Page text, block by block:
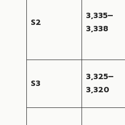
S2
3,335–
3,338
S3
3,325–
3,320